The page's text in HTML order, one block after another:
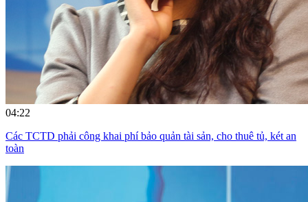
04:22
Các TCTD phải công khai phí bảo quản tài sản, cho thuê tủ, két an
toàn